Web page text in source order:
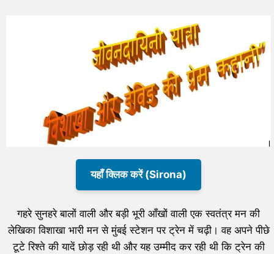
यहाँ क्लिक करें (Sirona)
गहरे सुनहरे बालों वाली और बड़ी भूरी आँखों वाली एक स्वतंत्र मन की
लेखिका विशाखा भारी मन से मुंबई स्टेशन पर ट्रेन में चढ़ी। वह अपने पीछे
टूटे रिश्ते की यादें छोड़ रही थी और यह उम्मीद कर रही थी कि ट्रेन की